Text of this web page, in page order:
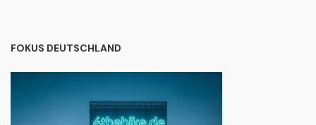
FOKUS DEUTSCHLAND